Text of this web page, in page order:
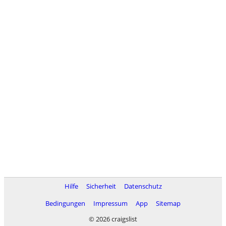
Hilfe Sicherheit
Datenschutz
Bedingungen
Impressum App
Sitemap
© 2026 craigslist